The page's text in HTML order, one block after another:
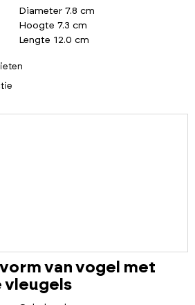
Diameter 7.8 cm
Hoogte 7.3 cm
Lengte 12.0 cm
van vogel met
vleugels